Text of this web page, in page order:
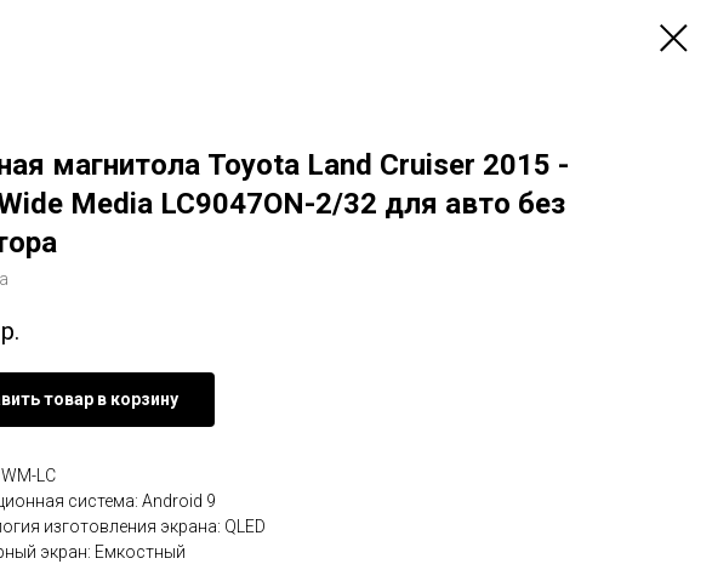
магнитола Toyota Land Cruiser 2015 -
Media LC9047ON-2/32 для авто без
р.
товар в корзину
LC
система: Android 9
изготовления экрана: QLED
экран: Емкостный